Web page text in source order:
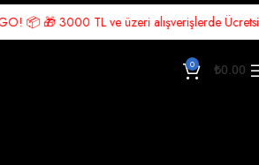
TL ve üzeri alışverişlerde Ücretsiz
0 ₺0.00